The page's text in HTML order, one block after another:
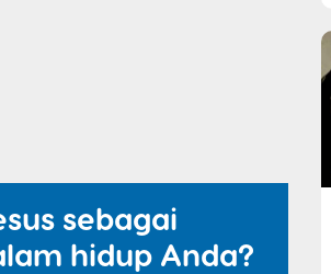
sebagai
hidup Anda?